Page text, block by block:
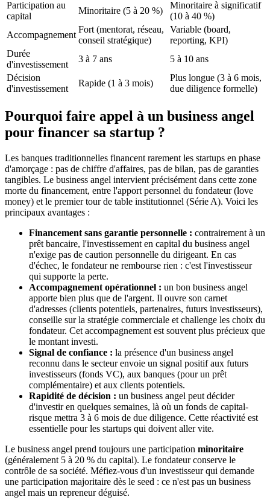
Participation au
capital
Minoritaire (5 à 20 %)
Minoritaire à significatif
(10 à 40 %)
Accompagnement
Fort (mentorat, réseau,
conseil stratégique)
Variable (board,
reporting, KPI)
Durée
d'investissement
3 à 7 ans
5 à 10 ans
Décision
d'investissement
Rapide (1 à 3 mois)
Plus longue (3 à 6 mois,
due diligence formelle)
Pourquoi faire appel à un business angel
pour financer sa startup ?
Les banques traditionnelles financent rarement les startups en phase
d'amorçage : pas de chiffre d'affaires, pas de bilan, pas de garanties
tangibles. Le business angel intervient précisément dans cette zone
morte du financement, entre l'apport personnel du fondateur (love
money) et le premier tour de table institutionnel (Série A). Voici les
principaux avantages :
Financement sans garantie personnelle : contrairement à un
prêt bancaire, l'investissement en capital du business angel
n'exige pas de caution personnelle du dirigeant. En cas
d'échec, le fondateur ne rembourse rien : c'est l'investisseur
qui supporte la perte.
Accompagnement opérationnel : un bon business angel
apporte bien plus que de l'argent. Il ouvre son carnet
d'adresses (clients potentiels, partenaires, futurs investisseurs),
conseille sur la stratégie commerciale et challenge les choix du
fondateur. Cet accompagnement est souvent plus précieux que
le montant investi.
Signal de confiance : la présence d'un business angel
reconnu dans le secteur envoie un signal positif aux futurs
investisseurs (fonds VC), aux banques (pour un prêt
complémentaire) et aux clients potentiels.
Rapidité de décision : un business angel peut décider
d'investir en quelques semaines, là où un fonds de capital-
risque mettra 3 à 6 mois de due diligence. Cette réactivité est
essentielle pour les startups qui doivent aller vite.
Le business angel prend toujours une participation minoritaire
(généralement 5 à 20 % du capital). Le fondateur conserve le
contrôle de sa société. Méfiez-vous d'un investisseur qui demande
une participation majoritaire dès le seed : ce n'est pas un business
angel mais un repreneur déguisé.